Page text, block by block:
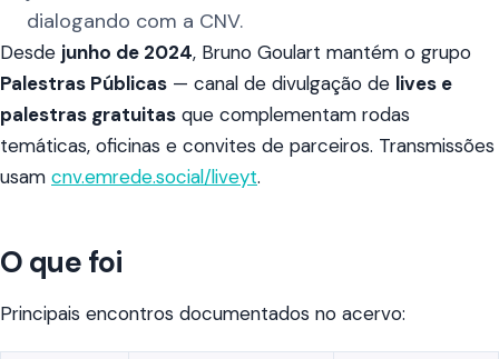
dialogando com a CNV.
Desde junho de 2024, Bruno Goulart mantém o grupo
Palestras Públicas — canal de divulgação de lives e
palestras gratuitas que complementam rodas
temáticas, oficinas e convites de parceiros. Transmissões
usam cnv.emrede.social/liveyt.
O que foi
Principais encontros documentados no acervo: